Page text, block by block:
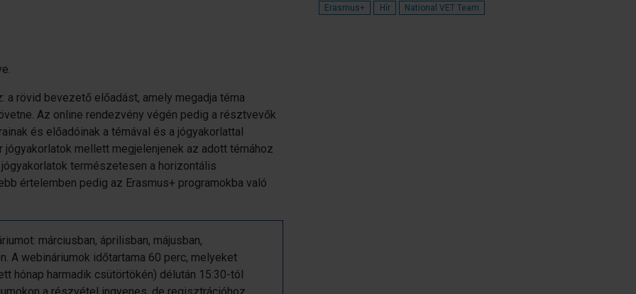
a rövid bevezető előadást, amely megadja téma
Az online rendezvény végén pedig a résztvevők
és előadóinak a témával és a jógyakorlattal
jógyakorlatok mellett megjelenjenek az adott témához
természetesen a horizontális
értelemben pedig az Erasmus+ programokba való
márciusban, áprilisban, májusban,
A webináriumok időtartama 60 perc, melyeket
hónap harmadik csütörtökén) délután 15:30-tól
Erasmus+ Hír National VET Team